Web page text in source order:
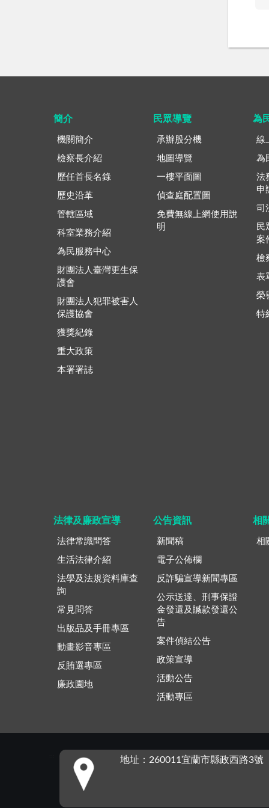
簡介
機關簡介
檢察長介紹
歷任首長名錄
歷史沿革
管轄區域
科室業務介紹
為民服務中心
財團法人臺灣更生保
護會
財團法人犯罪被害人
保護協會
獲獎紀錄
重大政策
本署署誌
民眾導覽
承辦股分機
地圖導覽
一樓平面圖
偵查庭配置圖
免費無線上網使用說
明
為
線
為
法
申
司
民
案
檢
表
榮
特
法律及廉政宣導
法律常識問答
生活法律介紹
法學及法規資料庫查
詢
常見問答
出版品及手冊專區
動畫影音專區
反賄選專區
廉政園地
公告資訊
新聞稿
電子公佈欄
反詐騙宣導新聞專區
公示送達、刑事保證
金發還及贓款發還公
告
案件偵結公告
政策宣導
活動公告
活動專區
相
相
地址：260011宜蘭市縣政西路3號